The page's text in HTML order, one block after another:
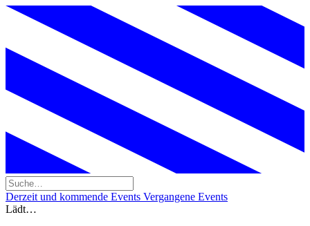
Derzeit und kommende Events Vergangene Events
Lädt…